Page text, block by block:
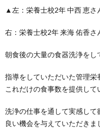
▲左：栄養士校2年 中西 恵さ
右：栄養士校2年 来海 佑香さ
朝食後の大量の食器洗浄をし
指導をしていただいた管理栄
これだけの食事数を提供して
洗浄の仕事を通して実感し
良い機会を与えていただきま